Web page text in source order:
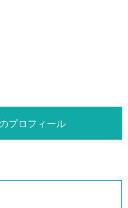
プロフィール